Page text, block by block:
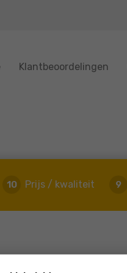
Klantbeoordelingen
10 Prijs / kwaliteit 9